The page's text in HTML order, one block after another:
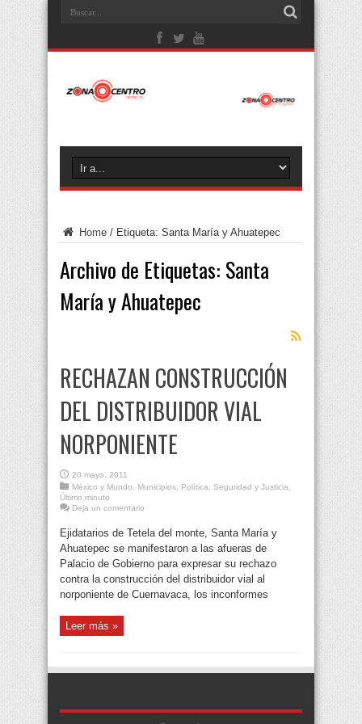
Home / Etiqueta: Santa María y Ahuatepec
Archivo de Etiquetas: Santa
María y Ahuatepec
RECHAZAN CONSTRUCCIÓN
DEL DISTRIBUIDOR VIAL
NORPONIENTE
20 mayo, 2011
México y Mundo, Municipios, Política, Seguridad y Justicia,
Último minuto
Deja un comentario
Ejidatarios de Tetela del monte, Santa María y
Ahuatepec se manifestaron a las afueras de
Palacio de Gobierno para expresar su rechazo
contra la construcción del distribuidor vial al
norponiente de Cuernavaca, los inconformes
Leer más »